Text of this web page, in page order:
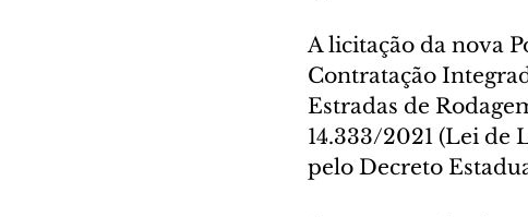
A licitação da nova
Contratação
Estradas de
14.333/2021 (Lei de
pelo Decreto